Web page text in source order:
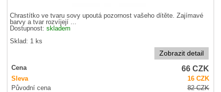
Chrastítko ve tvaru sovy upoutá pozornost vašeho dítěte. Zajímavé
barvy a tvar rozvíjejí ...
Dostupnost:skladem
Sklad: 1 ks
Zobrazit detail
Cena 66CZK
Sleva 16CZK
Původní cena
82CZK